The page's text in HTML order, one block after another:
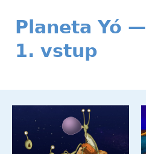
Planeta Yó —
1. vstup